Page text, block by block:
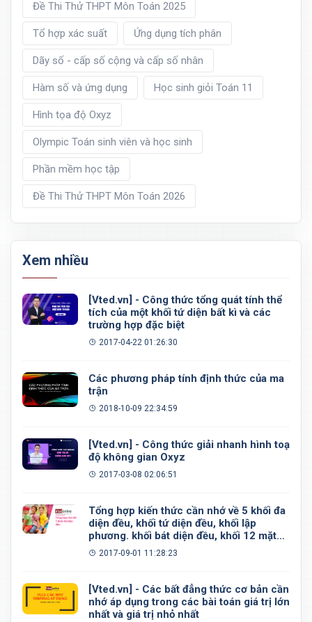
Đề Thi Thử THPT Môn Toán 2025
Tổ hợp xác suất Ứng dụng tích phân
Dãy số - cấp số cộng và cấp số nhân
Hàm số và ứng dụng Học sinh giỏi Toán 11
Hình tọa độ Oxyz
Olympic Toán sinh viên và học sinh
Phần mềm học tập
Đề Thi Thử THPT Môn Toán 2026
Xem nhiều
[Vted.vn] - Công thức tổng quát tính thể
tích của một khối tứ diện bất kì và các
trường hợp đặc biệt
2017-04-22 01:26:30
Các phương pháp tính định thức của ma
trận
2018-10-09 22:34:59
[Vted.vn] - Công thức giải nhanh hình toạ
độ không gian Oxyz
2017-03-08 02:06:51
Tổng hợp kiến thức cần nhớ về 5 khối đa
diện đều, khối tứ diện đều, khối lập
phương. khối bát diện đều, khối 12 mặt
đều, khối 20 mặt đều
2017-09-01 11:28:23
[Vted.vn] - Các bất đẳng thức cơ bản cần
nhớ áp dụng trong các bài toán giá trị lớn
nhất và giá trị nhỏ nhất